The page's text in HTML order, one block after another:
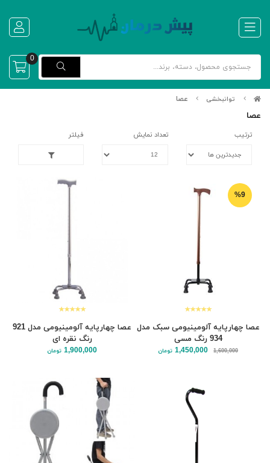
0
توانبخشی عصا
عصا
ترتیب تعداد نمایش فیلتر
عصا چهارپایه آلومینیومی سبک مدل
934 رنگ مسی
%9
1,600,000
1,450,000 تومان
عصا چهارپایه آلومینیومی مدل 921
رنگ نقره ای
1,900,000 تومان